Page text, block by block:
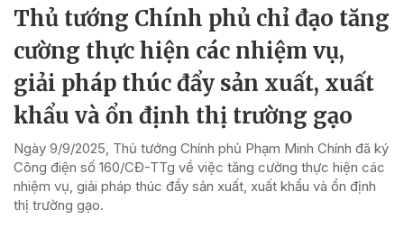
Thủ tướng Chính phủ chỉ đạo tăng
cường thực hiện các nhiệm vụ,
giải pháp thúc đẩy sản xuất, xuất
khẩu và ổn định thị trường gạo
Ngày 9/9/2025, Thủ tướng Chính phủ Phạm Minh Chính đã ký
Công điện số 160/CĐ-TTg về việc tăng cường thực hiện các
nhiệm vụ, giải pháp thúc đẩy sản xuất, xuất khẩu và ổn định
thị trường gạo.